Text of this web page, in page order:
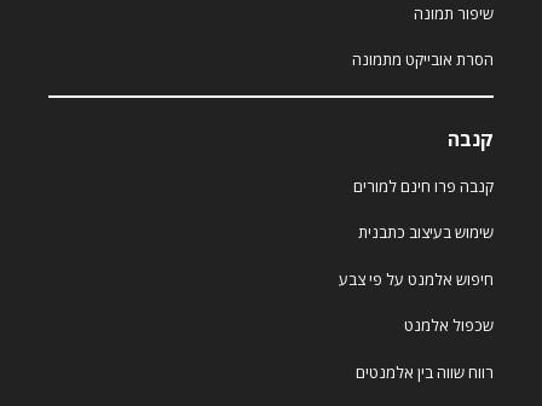
שיפור תמונה
הסרת אובייקט מתמונה
קנבה
קנבה פרו חינם למורים
שימוש בעיצוב כתבנית
חיפוש אלמנט על פי צבע
שכפול אלמנט
רווח שווה בין אלמנטים